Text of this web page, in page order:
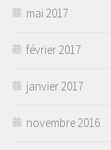
mai 2017
février 2017
janvier 2017
novembre 2016